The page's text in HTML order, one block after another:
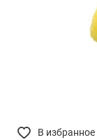
В избранное